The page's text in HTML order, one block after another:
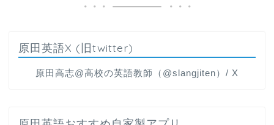
原田英語X (旧twitter)
原田高志@高校の英語教師（@slangjiten）/ X